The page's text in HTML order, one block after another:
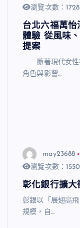
瀏覽次數：
台北六福萬怡
體驗 從風味
提案
隨著現代女性
角色與影響…
may23688
瀏覽次數：
彰化銀行擴大
彰銀以「展翅高
規模，自…